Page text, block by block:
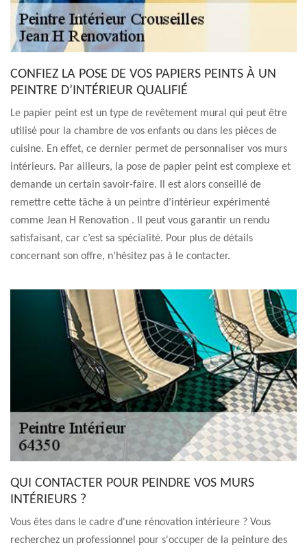
CONFIEZ LA POSE DE VOS PAPIERS PEINTS À UN
PEINTRE D’INTÉRIEUR QUALIFIÉ
Le papier peint est un type de revêtement mural qui peut être
utilisé pour la chambre de vos enfants ou dans les pièces de
cuisine. En effet, ce dernier permet de personnaliser vos murs
intérieurs. Par ailleurs, la pose de papier peint est complexe et
demande un certain savoir-faire. Il est alors conseillé de
remettre cette tâche à un peintre d’intérieur expérimenté
comme Jean H Renovation . Il peut vous garantir un rendu
satisfaisant, car c’est sa spécialité. Pour plus de détails
concernant son offre, n’hésitez pas à le contacter.
QUI CONTACTER POUR PEINDRE VOS MURS
INTÉRIEURS ?
Vous êtes dans le cadre d'une rénovation intérieure ? Vous
recherchez un professionnel pour s'occuper de la peinture des